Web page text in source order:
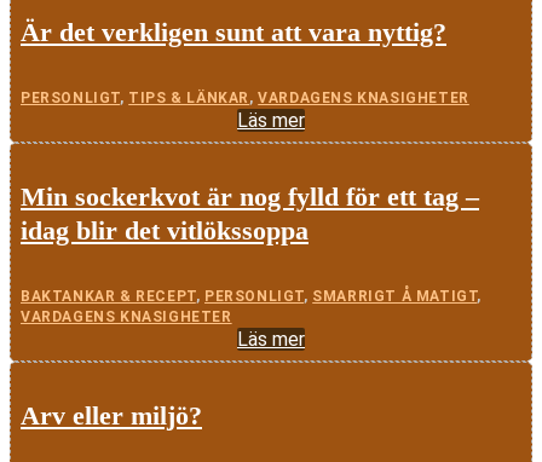
Är det verkligen sunt att vara nyttig?
PERSONLIGT, TIPS & LÄNKAR ,VARDAGENS KNASIGHETER
Läs mer
Min sockerkvot är nog fylld för ett tag –
idag blir det vitlökssoppa
BAKTANKAR & RECEPT, PERSONLIGT, SMARRIGT Å MATIGT,
VARDAGENS KNASIGHETER
Läs mer
Arv eller miljö?